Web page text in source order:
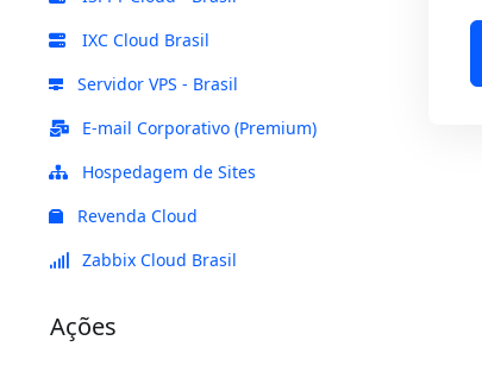
IXC Cloud Brasil
Servidor VPS - Brasil
E-mail Corporativo (Premium)
Hospedagem de Sites
Revenda Cloud
Zabbix Cloud Brasil
Ações